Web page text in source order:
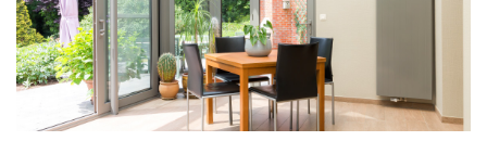
Delta Laserline